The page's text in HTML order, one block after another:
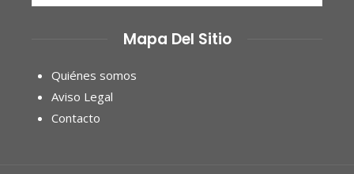
Mapa Del Sitio
Quiénes somos
Aviso Legal
Contacto